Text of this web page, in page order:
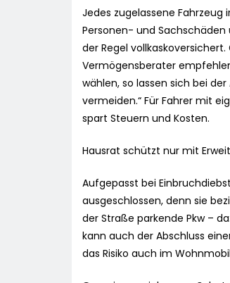
Jedes zugelassene
Personen- und
der Regel
Vermögensberater
wählen, so lassen sich bei
vermeiden.“ Für Fahrer mit
spart Steuern und Kosten.
Hausrat schützt nur mit
Aufgepasst bei
ausgeschlossen, denn sie
der Straße parkende Pkw –
kann auch der Abschluss
das Risiko auch im